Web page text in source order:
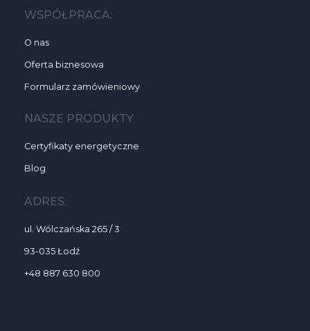
WSPÓŁPRACA:
O nas
Oferta biznesowa
Formularz zamówieniowy
NASZE PRODUKTY
Certyfikaty energetyczne
Blog
ADRES:
ul. Wólczańska 265 / 3
93-035 Łodź
+48 887 630 800